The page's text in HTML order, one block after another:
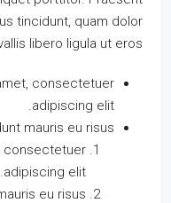
tincidunt, quam dolor
libero ligula ut eros.
consectetuer
adipiscing elit.
mauris eu risus.
consectetuer
adipiscing elit.
eu risus.